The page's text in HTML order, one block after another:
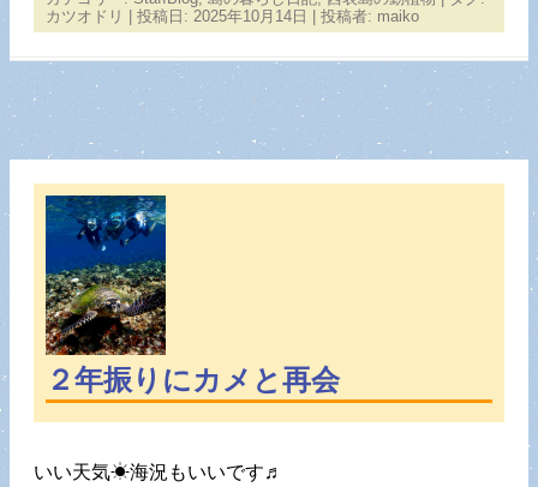
カツオドリ
| 投稿日: 2025年10月14日 投稿者: maiko
２年振りにカメと再会
いい天気☀海況もいいです♬